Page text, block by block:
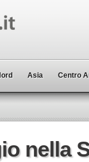
Asia Centro
nella